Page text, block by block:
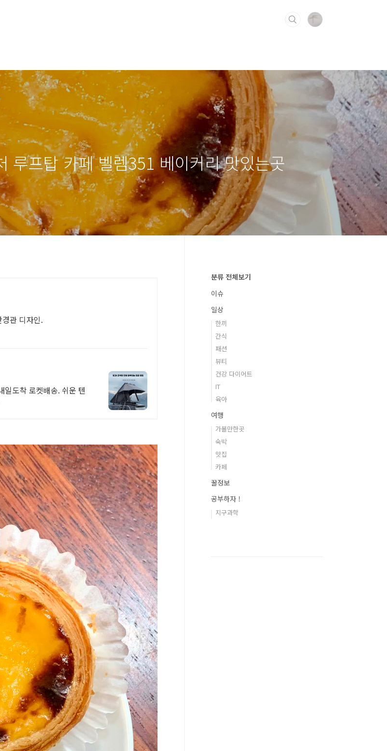
루프탑 카페 벨렘351 베이커리 맛있는곳
관 디자인.
일도착 로켓배송. 쉬운 텐
분류 전체보기
이슈
일상
한끼
간식
패션
뷰티
건강 다이어트
IT
육아
여행
가볼만한곳
숙박
맛집
카페
꿀정보
공부하자 !
지구과학